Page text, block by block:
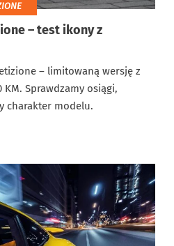
– test ikony z
– limitowaną wersję z
Sprawdzamy osiągi,
charakter modelu.